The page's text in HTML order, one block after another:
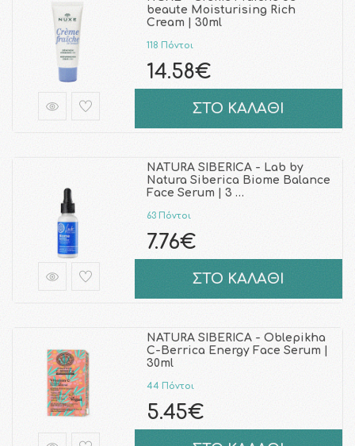
beaute Moisturising Rich
Cream | 30ml
118 Πόντοι
14.58€
ΣΤΟ ΚΑΛΑΘΙ
NATURA SIBERICA - Lab by
Natura Siberica Biome Balance
Face Serum | 3 …
63 Πόντοι
7.76€
ΣΤΟ ΚΑΛΑΘΙ
NATURA SIBERICA - Oblepikha
C-Berrica Energy Face Serum |
30ml
44 Πόντοι
5.45€